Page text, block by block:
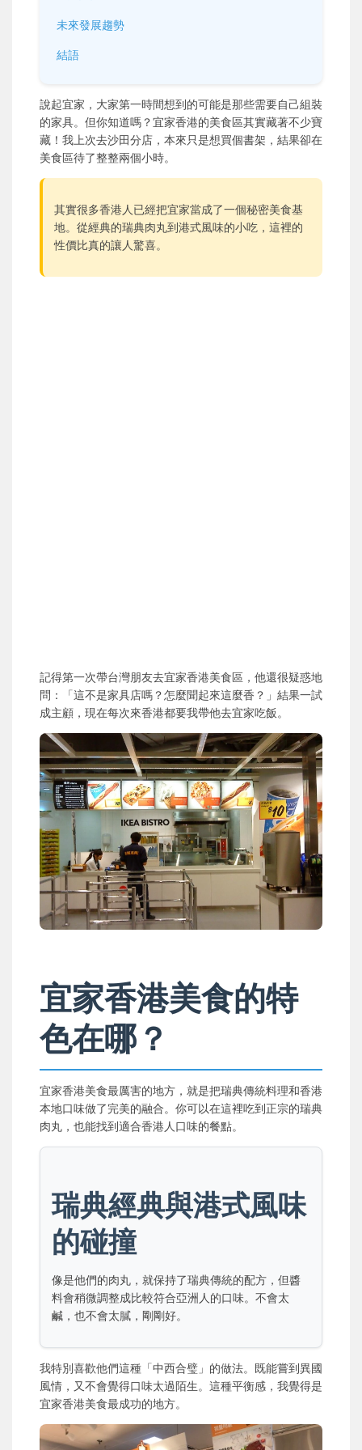
未來發展趨勢
結語
說起宜家，大家第一時間想到的可能是那些需要自己組裝
的家具。但你知道嗎？宜家香港的美食區其實藏著不少寶
藏！我上次去沙田分店，本來只是想買個書架，結果卻在
美食區待了整整兩個小時。
其實很多香港人已經把宜家當成了一個秘密美食基
地。從經典的瑞典肉丸到港式風味的小吃，這裡的
性價比真的讓人驚喜。
記得第一次帶台灣朋友去宜家香港美食區，他還很疑惑地
問：「這不是家具店嗎？怎麼聞起來這麼香？」結果一試
成主顧，現在每次來香港都要我帶他去宜家吃飯。
宜家香港美食的特
色在哪？
宜家香港美食最厲害的地方，就是把瑞典傳統料理和香港
本地口味做了完美的融合。你可以在這裡吃到正宗的瑞典
肉丸，也能找到適合香港人口味的餐點。
瑞典經典與港式風味
的碰撞
像是他們的肉丸，就保持了瑞典傳統的配方，但醬
料會稍微調整成比較符合亞洲人的口味。不會太
鹹，也不會太膩，剛剛好。
我特別喜歡他們這種「中西合璧」的做法。既能嘗到異國
風情，又不會覺得口味太過陌生。這種平衡感，我覺得是
宜家香港美食最成功的地方。